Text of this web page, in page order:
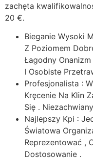
zachęta
20 €.
Bieganie Wysoki
Z Poziomem
Łagodny
I Osobiste
Profesjonalista :
Kręcenie Na Klin
Się .
Najlepszy Kpi :
Światowa
Reprezentować ,
Dostosowanie .